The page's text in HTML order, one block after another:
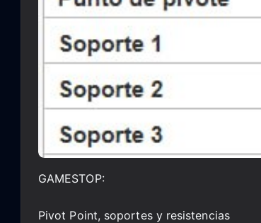
GAMESTOP:
Pivot Point, soportes y resistencias